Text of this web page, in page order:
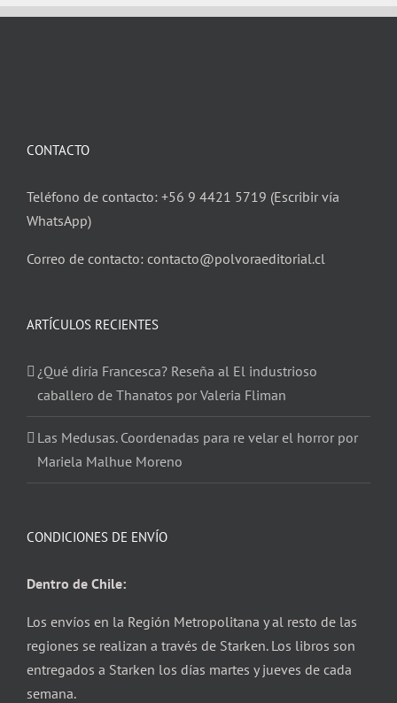
CONTACTO
Teléfono de contacto: +56 9 4421 5719 (Escribir vía
WhatsApp)
Correo de contacto: contacto@polvoraeditorial.cl
ARTÍCULOS RECIENTES
¿Qué diría Francesca? Reseña al El industrioso
caballero de Thanatos por Valeria Fliman
Las Medusas. Coordenadas para re velar el horror por
Mariela Malhue Moreno
CONDICIONES DE ENVÍO
Dentro de Chile:
Los envíos en la Región Metropolitana y al resto de las
regiones se realizan a través de Starken. Los libros son
entregados a Starken los días martes y jueves de cada
semana.